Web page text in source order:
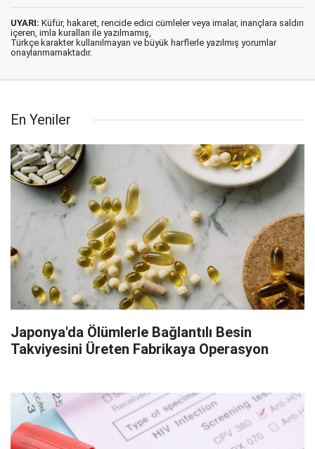
UYARI: Küfür, hakaret, rencide edici cümleler veya imalar, inançlara saldırı
içeren, imla kuralları ile yazılmamış,
Türkçe karakter kullanılmayan ve büyük harflerle yazılmış yorumlar
onaylanmamaktadır.
En Yeniler
Japonya'da Ölümlerle Bağlantılı Besin
Takviyesini Üreten Fabrikaya Operasyon